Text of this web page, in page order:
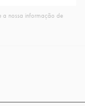
a nossa informação de